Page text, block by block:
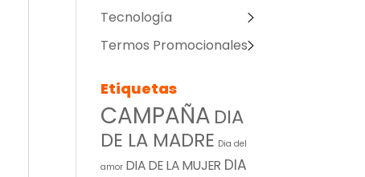
Tecnología
Termos Promocionales
Etiquetas
CAMPAÑA DIA
DE LA MADRE Dia del
amor DIA DE LA MUJER DIA